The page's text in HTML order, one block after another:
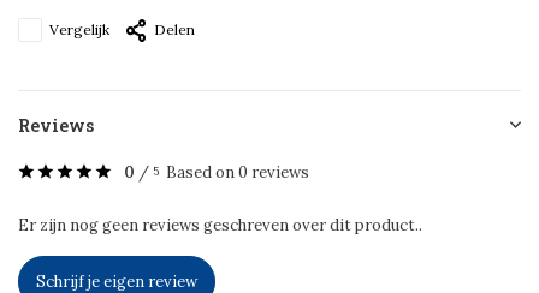
Vergelijk Delen
Reviews
0 / 5 Based on 0 reviews
Er zijn nog geen reviews geschreven over dit product..
Schrijf je eigen review